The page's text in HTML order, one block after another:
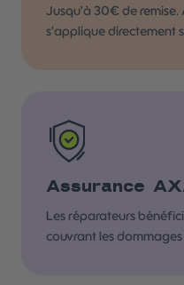
Jusqu'à 30€ de remise.
s'applique directement
Assurance
Les réparateurs
couvrant les